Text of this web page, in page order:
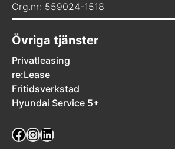
Org.nr: 559024-1518
Övriga tjänster
Privatleasing
re:Lease
Fritidsverkstad
Hyundai Service 5+
Facebook
Instagram
LinkedIn